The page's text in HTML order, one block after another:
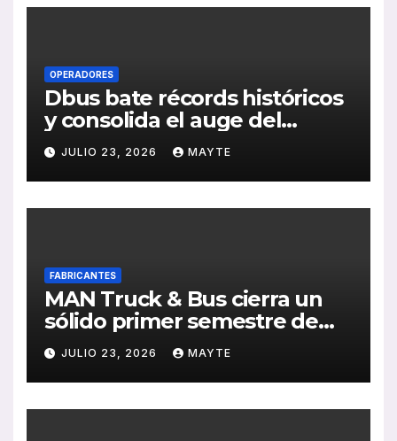
OPERADORES
Dbus bate récords históricos
y consolida el auge del
transporte público en San
Sebastián
JULIO 23, 2026 MAYTE
FABRICANTES
MAN Truck & Bus cierra un
sólido primer semestre de
2026 con crecimiento en
ventas, pedidos y
rentabilidad
JULIO 23, 2026 MAYTE